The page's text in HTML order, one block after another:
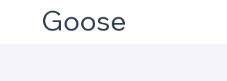
Goose